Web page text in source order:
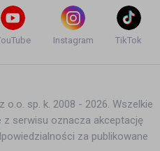
- Nie
Zapierdalać
w Norwegii - od TRAUMY
Instagram TikTok
sp. k. 2008 - 2026. Wszelkie
z serwisu oznacza akceptację
za publikowane